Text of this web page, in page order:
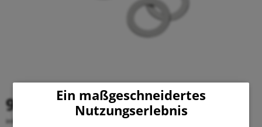
9,95 €
inkl. MwSt.
Ein maßgeschneidertes
Nutzungserlebnis